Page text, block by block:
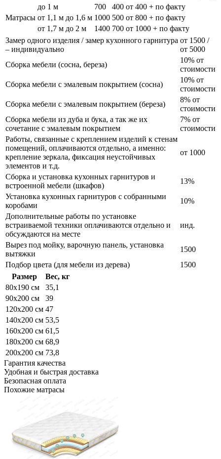
Матрасы
до 1 м 700 400 от 400 + по факту
от 1,1 м до 1,6 м 1000 500 от 800 + по факту
от 1,7 м до 2 м
1400 700 от 1000 + по факту
Замер одного изделия / замер кухонного гарнитура
– индивидуально
от 1500 /
от 5000
Сборка мебели (сосна, береза)
10% от
стоимости
Сборка мебели с эмалевым покрытием (сосна)
10% от
стоимости
Сборка мебели с эмалевым покрытием (береза)
8% от
стоимости
Сборка мебели из дуба и бука, а так же их
сочетание с эмалевым покрытием
7% от
стоимости
Работы, связанные с креплением изделий к стенам
помещений, оплачиваются отдельно, а именно:
крепление зеркала, фиксация неустойчивых
элементов и т.д.
от 1000
Сборка и установка кухонных гарнитуров и
встроенной мебели (шкафов)
13%
Установка кухонных гарнитуров с собранными
коробами
10%
Дополнительные работы по установке
встраиваемой техники оплачиваются отдельно и
обсуждаются на месте
инд.
Вырез под мойку, варочную панель, установка
вытяжки
1500
Подбор цвета (для мебели из дерева)
1500
Размер
Вес, кг
80x190 см
35,1
90x200 см
39
120x200 см 47
140x200 см 53,5
160x200 см 61,5
180x200 см 68,9
200x200 см 73,8
Гарантия качества
Удобная и быстрая доставка
Безопасная оплата
Похожие матрасы